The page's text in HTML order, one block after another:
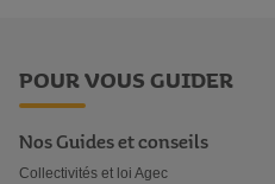
POUR VOUS GUIDER
Nos Guides et conseils
Collectivités et loi Agec